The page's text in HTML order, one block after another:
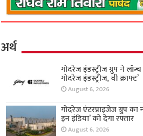
अर्थ
गोदरेज इंडस्ट्रीज ग्रुप ने
गोदरेज इंडस्ट्रीज, वी क्राफ्ट’
August 6, 2026
गोदरेज एंटरप्राइजेज ग्रुप का
इन इंडिया’ को देगा रफ्तार
August 6, 2026